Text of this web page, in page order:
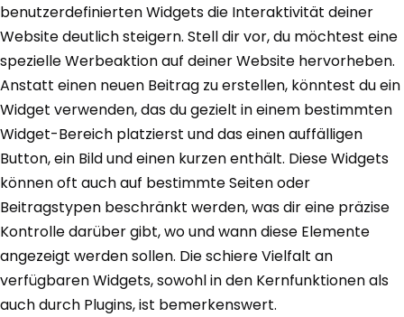
benutzerdefinierten Widgets die Interaktivität deiner
Website deutlich steigern. Stell dir vor, du möchtest eine
spezielle Werbeaktion auf deiner Website hervorheben.
Anstatt einen neuen Beitrag zu erstellen, könntest du ein
Widget verwenden, das du gezielt in einem bestimmten
Widget-Bereich platzierst und das einen auffälligen
Button, ein Bild und einen kurzen enthält. Diese Widgets
können oft auch auf bestimmte Seiten oder
Beitragstypen beschränkt werden, was dir eine präzise
Kontrolle darüber gibt, wo und wann diese Elemente
angezeigt werden sollen. Die schiere Vielfalt an
verfügbaren Widgets, sowohl in den Kernfunktionen als
auch durch Plugins, ist bemerkenswert.